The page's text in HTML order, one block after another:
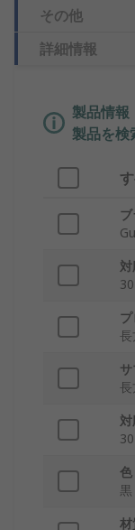
その他
詳細情報
製品情報
製品を検
長
色
黒